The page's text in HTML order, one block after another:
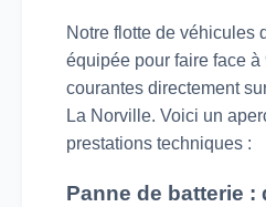
Notre flotte de véhicules
équipée pour faire face
courantes directement
La Norville. Voici un
prestations techniques :
Panne de batterie :